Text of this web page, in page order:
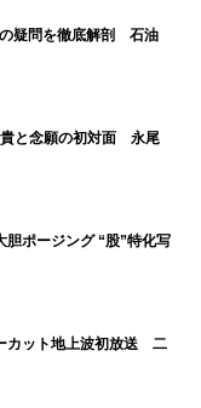
の疑問を徹底解剖 石油
貴と念願の初対面 永尾
ポージング “股”特化写
カット地上波初放送 二